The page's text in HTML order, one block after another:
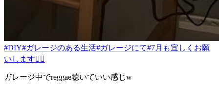
#DIY#ガレージのある生活#ガレージにて#7月も宜しくお願
いします🙇‍♂️
ガレージ中でreggae聴いていい感じw